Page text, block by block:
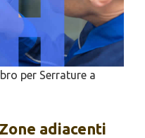
per Serrature a
adiacenti